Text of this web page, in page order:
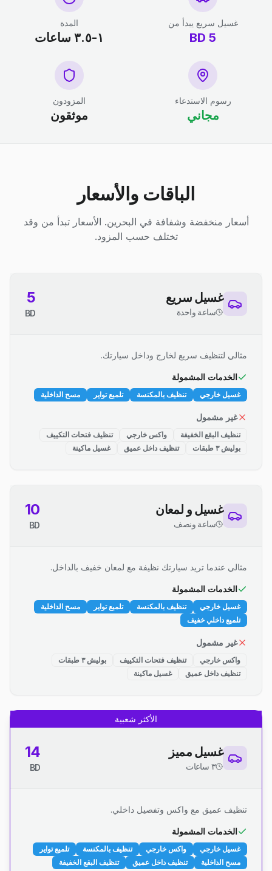
غسيل سريع يبدأ من
5
BD
المدة
١-٣.٥ ساعات
رسوم الاستدعاء
مجاني
المزودون
موثقون
الباقات والأسعار
أسعار منخفضة وشفافة في البحرين. الأسعار تبدأ من وقد
تختلف حسب المزود.
غسيل سريع
ساعة واحدة
5
BD
مثالي لتنظيف سريع لخارج وداخل سيارتك.
الخدمات المشمولة
غسيل خارجي تنظيف بالمكنسة تلميع تواير مسح الداخلية
غير مشمول
تنظيف البقع الخفيفة واكس خارجي
تنظيف فتحات التكييف
بوليش ٣ طبقات
تنظيف داخل عميق غسيل ماكينة
غسيل و لمعان
ساعة ونصف
10
BD
مثالي عندما تريد سيارتك نظيفة مع لمعان خفيف بالداخل.
الخدمات المشمولة
غسيل خارجي تنظيف بالمكنسة تلميع تواير
مسح الداخلية
تلميع داخلي خفيف
غير مشمول
واكس خارجي تنظيف فتحات التكييف
بوليش ٣ طبقات
تنظيف داخل عميق
غسيل ماكينة
الأكثر شعبية
غسيل مميز
٣ ساعات
14
BD
تنظيف عميق مع واكس وتفصيل داخلي.
الخدمات المشمولة
غسيل خارجي واكس خارجي تنظيف بالمكنسة
تلميع تواير
مسح الداخلية
تنظيف داخل عميق تنظيف البقع الخفيفة